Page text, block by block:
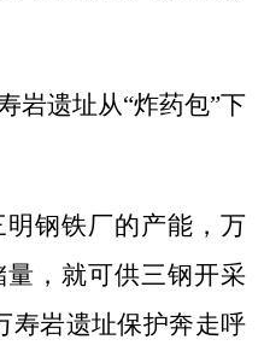
遗址从“炸药包”下
钢铁厂的产能，万
，就可供三钢开采
寿岩遗址保护奔走呼